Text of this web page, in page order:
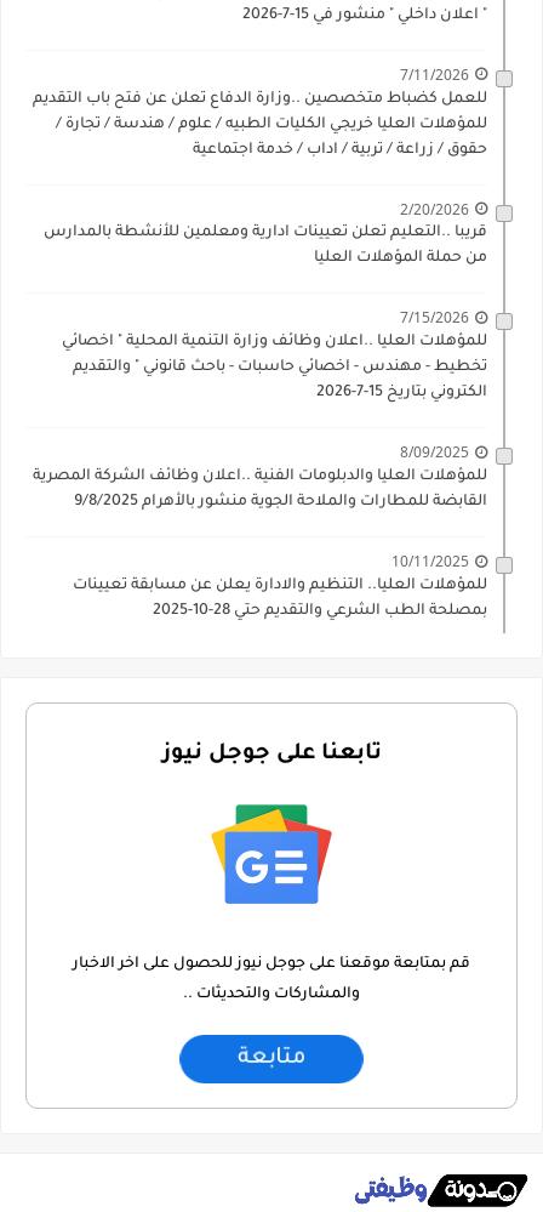
" اعلان داخلي " منشور في 15-7-2026
7/11/2026
للعمل كضباط متخصصين ..وزارة الدفاع تعلن عن فتح باب التقديم
للمؤهلات العليا خريجي الكليات الطبيه / علوم / هندسة / تجارة /
حقوق / زراعة / تربية / اداب / خدمة اجتماعية
2/20/2026
قريبا ..التعليم تعلن تعيينات ادارية ومعلمين للأنشطة بالمدارس
من حملة المؤهلات العليا
7/15/2026
للمؤهلات العليا ..اعلان وظائف وزارة التنمية المحلية " اخصائي
تخطيط - مهندس - اخصائي حاسبات - باحث قانوني " والتقديم
الكتروني بتاريخ 15-7-2026
8/09/2025
للمؤهلات العليا والدبلومات الفنية ..اعلان وظائف الشركة المصرية
القابضة للمطارات والملاحة الجوية منشور بالأهرام 9/8/2025
10/11/2025
للمؤهلات العليا.. التنظيم والادارة يعلن عن مسابقة تعيينات
بمصلحة الطب الشرعي والتقديم حتي 28-10-2025
تابعنا على جوجل نيوز
قم بمتابعة موقعنا على جوجل نيوز للحصول على اخر الاخبار
والمشاركات والتحديثات ..
متابعة